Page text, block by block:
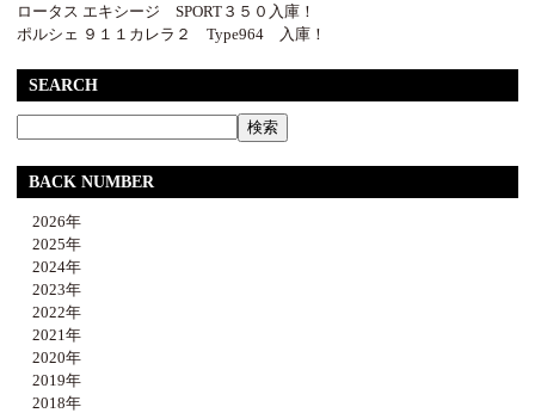
ロータス エキシージ SPORT３５０入庫！
ポルシェ ９１１カレラ２ Type964 入庫！
SEARCH
BACK NUMBER
2026年
2025年
2024年
2023年
2022年
2021年
2020年
2019年
2018年